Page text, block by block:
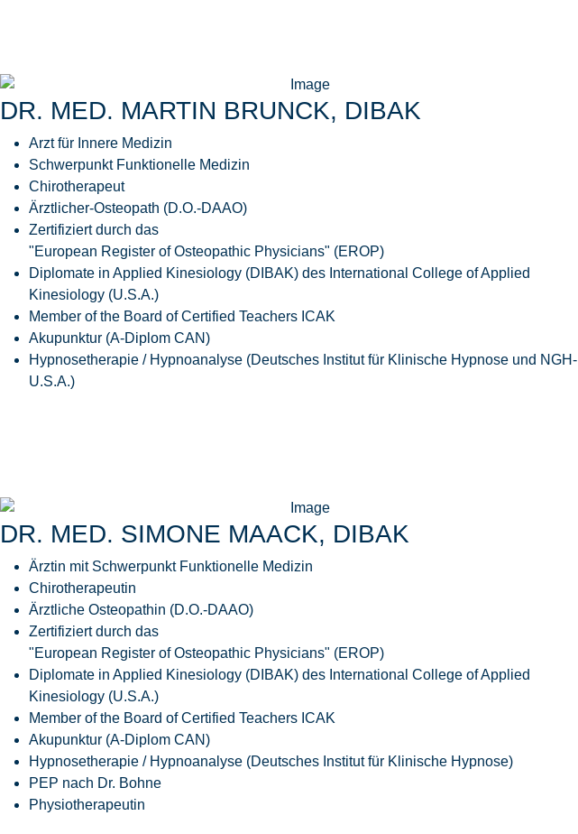
DR. MED. MARTIN BRUNCK, DIBAK
Arzt für Innere Medizin
Schwerpunkt Funktionelle Medizin
Chirotherapeut
Ärztlicher-Osteopath (D.O.-DAAO)
Zertifiziert durch das
"European Register of Osteopathic Physicians" (EROP)
Diplomate in Applied Kinesiology (DIBAK) des International College of Applied
Kinesiology (U.S.A.)
Member of the Board of Certified Teachers ICAK
Akupunktur (A-Diplom CAN)
Hypnosetherapie / Hypnoanalyse (Deutsches Institut für Klinische Hypnose und NGH-
U.S.A.)
DR. MED. SIMONE MAACK, DIBAK
Ärztin mit Schwerpunkt Funktionelle Medizin
Chirotherapeutin
Ärztliche Osteopathin (D.O.-DAAO)
Zertifiziert durch das
"European Register of Osteopathic Physicians" (EROP)
Diplomate in Applied Kinesiology (DIBAK) des International College of Applied
Kinesiology (U.S.A.)
Member of the Board of Certified Teachers ICAK
Akupunktur (A-Diplom CAN)
Hypnosetherapie / Hypnoanalyse (Deutsches Institut für Klinische Hypnose)
PEP nach Dr. Bohne
Physiotherapeutin